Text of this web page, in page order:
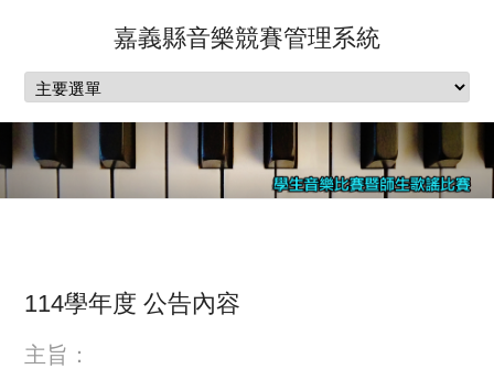
嘉義縣音樂競賽管理系統
114學年度 公告內容
主旨：